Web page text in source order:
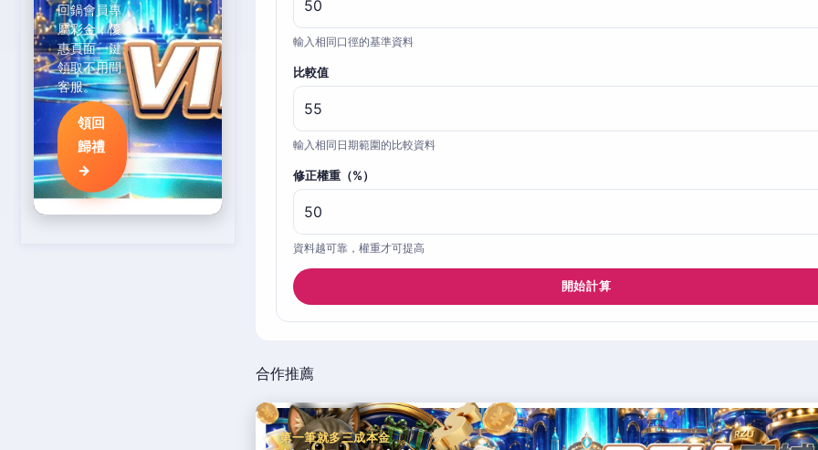
回鍋會員專
屬彩金，優
惠頁面一鍵
領取不用問
客服。
領回
歸禮
→
輸入相同口徑的基準資料
比較值
輸入相同日期範圍的比較資料
修正權重（%）
資料越可靠，權重才可提高
開始計算
合作推薦
第一筆就多三成本金